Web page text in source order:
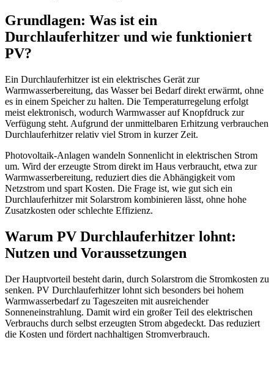
Grundlagen: Was ist ein
Durchlauferhitzer und wie funktioniert
PV?
Ein Durchlauferhitzer ist ein elektrisches Gerät zur
Warmwasserbereitung, das Wasser bei Bedarf direkt erwärmt, ohne
es in einem Speicher zu halten. Die Temperaturregelung erfolgt
meist elektronisch, wodurch Warmwasser auf Knopfdruck zur
Verfügung steht. Aufgrund der unmittelbaren Erhitzung verbrauchen
Durchlauferhitzer relativ viel Strom in kurzer Zeit.
Photovoltaik-Anlagen wandeln Sonnenlicht in elektrischen Strom
um. Wird der erzeugte Strom direkt im Haus verbraucht, etwa zur
Warmwasserbereitung, reduziert dies die Abhängigkeit vom
Netzstrom und spart Kosten. Die Frage ist, wie gut sich ein
Durchlauferhitzer mit Solarstrom kombinieren lässt, ohne hohe
Zusatzkosten oder schlechte Effizienz.
Warum PV Durchlauferhitzer lohnt:
Nutzen und Voraussetzungen
Der Hauptvorteil besteht darin, durch Solarstrom die Stromkosten zu
senken. PV Durchlauferhitzer lohnt sich besonders bei hohem
Warmwasserbedarf zu Tageszeiten mit ausreichender
Sonneneinstrahlung. Damit wird ein großer Teil des elektrischen
Verbrauchs durch selbst erzeugten Strom abgedeckt. Das reduziert
die Kosten und fördert nachhaltigen Stromverbrauch.